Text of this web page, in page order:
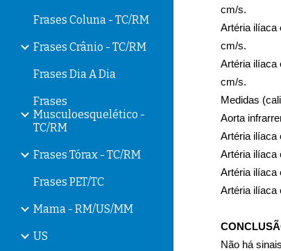
Frases Coluna - TC/RM
Frases Crânio - TC/RM
Frases Dia A Dia
Frases
Musculoesquelético -
TC/RM
Frases Tórax - TC/RM
Frases PET/TC
Mama - RM/US/MM
US
cm/s.
Artéria ilíaca
cm/s.
Artéria ilíaca
cm/s.
Medidas
Aorta
Artéria ilíaca
Artéria
Artéria ilíaca
Artéria ilíaca
Não há